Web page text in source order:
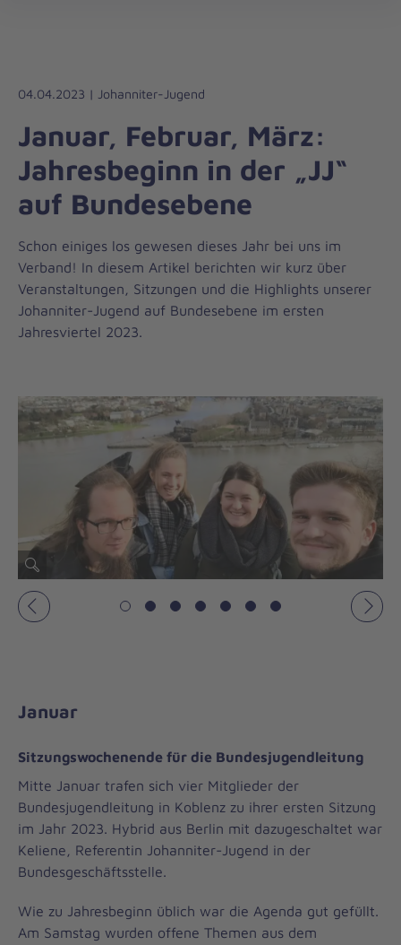
Liebe
Leben
04.04.2023 | Johanniter-Jugend
Januar, Februar, März:
Jahresbeginn in der „JJ“
auf Bundesebene
Schon einiges los gewesen dieses Jahr bei uns im
Verband! In diesem Artikel berichten wir kurz über
Veranstaltungen, Sitzungen und die Highlights unserer
Johanniter-Jugend auf Bundesebene im ersten
Jahresviertel 2023.
Vorheriges
Januar
Sitzungswochenende für die Bundesjugendleitung
Mitte Januar trafen sich vier Mitglieder der
Bundesjugendleitung in Koblenz zu ihrer ersten Sitzung
im Jahr 2023. Hybrid aus Berlin mit dazugeschaltet war
Keliene, Referentin Johanniter-Jugend in der
Bundesgeschäftsstelle.
Wie zu Jahresbeginn üblich war die Agenda gut gefüllt.
Am Samstag wurden offene Themen aus dem